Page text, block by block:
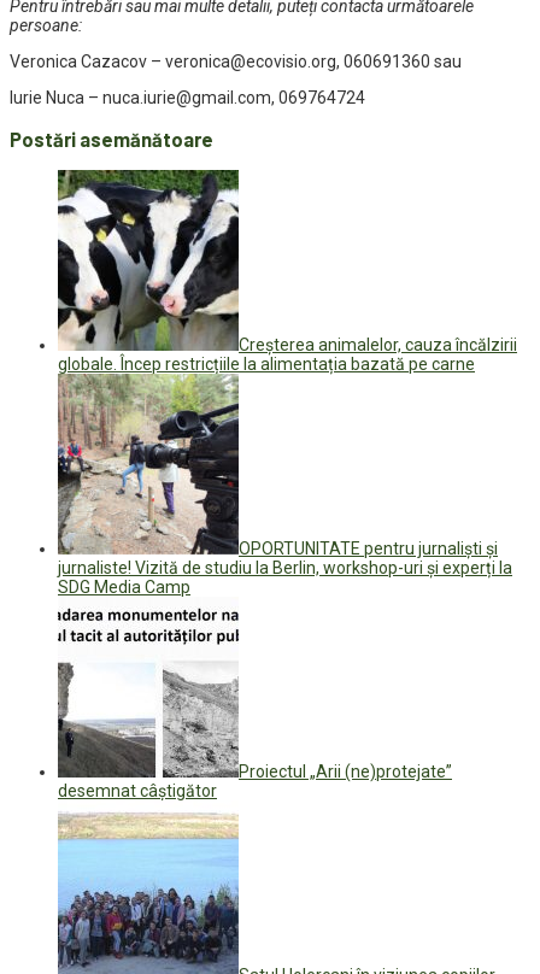
Pentru întrebări sau mai multe detalii, puteți contacta următoarele
persoane:
Veronica Cazacov – veronica@ecovisio.org, 060691360 sau
Iurie Nuca – nuca.iurie@gmail.com, 069764724
Postări asemănătoare
Creșterea animalelor, cauza încălzirii
globale. Încep restricțiile la alimentația bazată pe carne
OPORTUNITATE pentru jurnaliști și
jurnaliste! Vizită de studiu la Berlin, workshop-uri și experți la
SDG Media Camp
Proiectul „Arii (ne)protejate”
desemnat câștigător